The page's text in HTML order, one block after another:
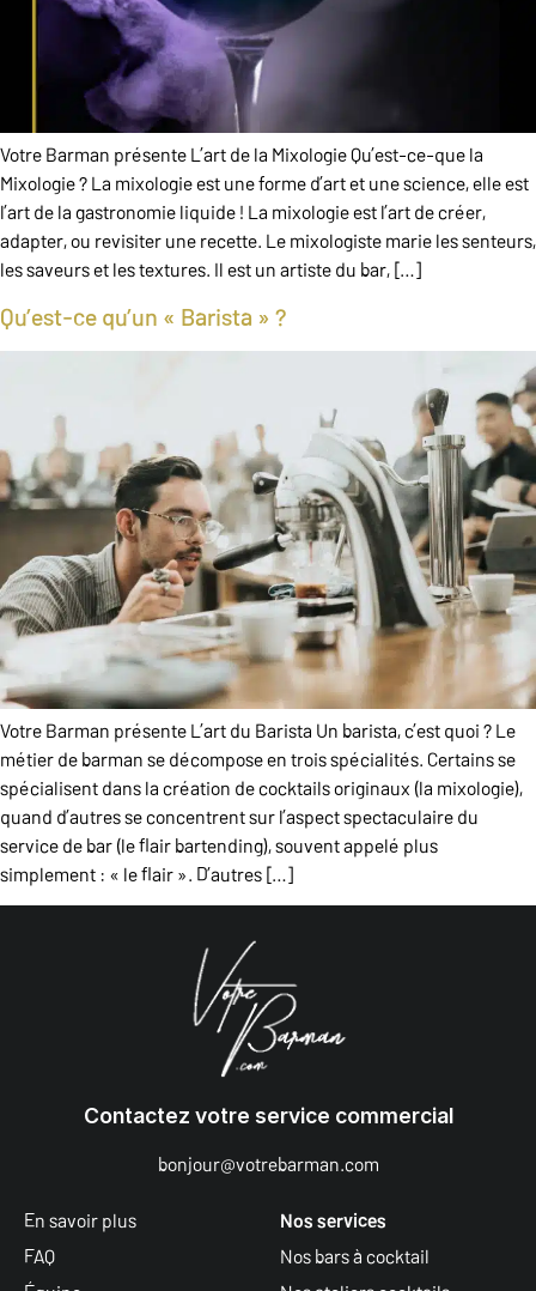
Votre Barman présente L’art de la Mixologie Qu’est-ce-que la
Mixologie ? La mixologie est une forme d’art et une science, elle est
l’art de la gastronomie liquide ! La mixologie est l’art de créer,
adapter, ou revisiter une recette. Le mixologiste marie les senteurs,
les saveurs et les textures. Il est un artiste du bar, […]
Qu’est-ce qu’un « Barista » ?
Votre Barman présente L’art du Barista Un barista, c’est quoi ? Le
métier de barman se décompose en trois spécialités. Certains se
spécialisent dans la création de cocktails originaux (la mixologie),
quand d’autres se concentrent sur l’aspect spectaculaire du
service de bar (le flair bartending), souvent appelé plus
simplement : « le flair ». D’autres […]
Contactez votre service commercial
bonjour@votrebarman.com
En savoir plus
FAQ
Nos services
Nos bars à cocktail